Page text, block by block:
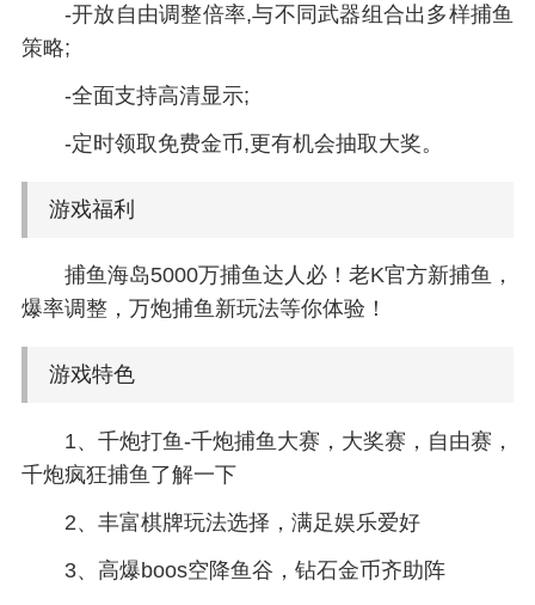
-开放自由调整倍率,与不同武器组合出多样捕鱼
策略;
-全面支持高清显示;
-定时领取免费金币,更有机会抽取大奖。
游戏福利
捕鱼海岛5000万捕鱼达人必！老K官方新捕鱼，
爆率调整，万炮捕鱼新玩法等你体验！
游戏特色
1、千炮打鱼-千炮捕鱼大赛，大奖赛，自由赛，
千炮疯狂捕鱼了解一下
2、丰富棋牌玩法选择，满足娱乐爱好
3、高爆boos空降鱼谷，钻石金币齐助阵